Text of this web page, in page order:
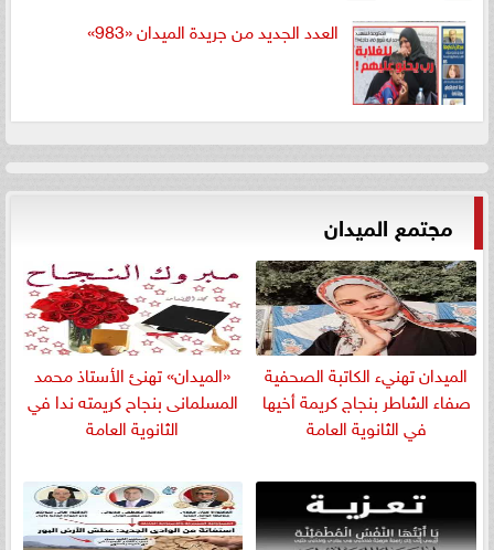
العدد الجديد من جريدة الميدان «983»
مجتمع الميدان
الميدان تهنيء الكاتبة الصحفية
صفاء الشاطر بنجاج كريمة أخيها
في الثانوية العامة
«الميدان» تهنئ الأستاذ محمد
المسلمانى بنجاح كريمته ندا في
الثانوية العامة